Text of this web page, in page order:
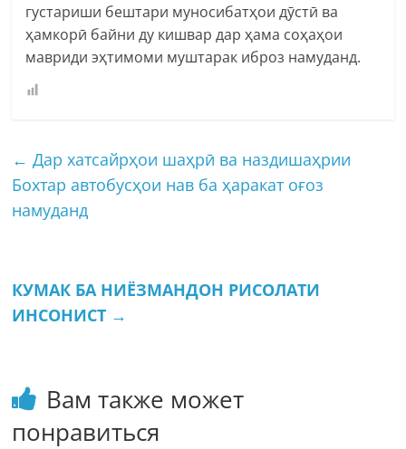
густариши бештари муносибатҳои дӯстӣ ва
ҳамкорӣ байни ду кишвар дар ҳама соҳаҳои
мавриди эҳтимоми муштарак иброз намуданд.
← Дар хатсайрҳои шаҳрӣ ва наздишаҳрии
Бохтар автобусҳои нав ба ҳаракат оғоз
намуданд
КУМАК БА НИЁЗМАНДОН РИСОЛАТИ
ИНСОНИСТ →
Вам также может
понравиться